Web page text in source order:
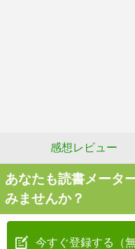
感想レビュー
あなたも読書メータ
みませんか？
今すぐ登録する（無